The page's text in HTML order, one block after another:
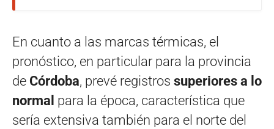
En cuanto a las marcas térmicas, el
pronóstico, en particular para la provincia
de Córdoba, prevé registros superiores a lo
normal para la época, característica que
sería extensiva también para el norte del